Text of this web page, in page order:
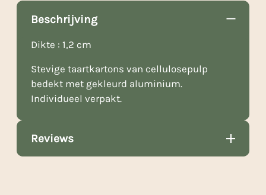
Beschrijving
Dikte : 1,2 cm
Stevige taartkartons van cellulosepulp
bedekt met gekleurd aluminium.
Individueel verpakt.
Reviews